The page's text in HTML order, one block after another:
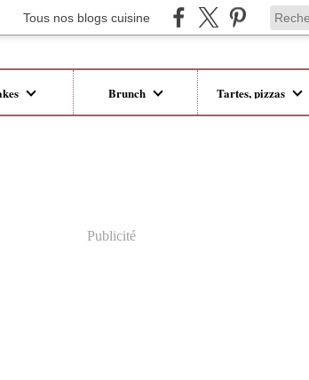
Tous nos blogs cuisine
Brunch Tartes, pizzas
Publicité